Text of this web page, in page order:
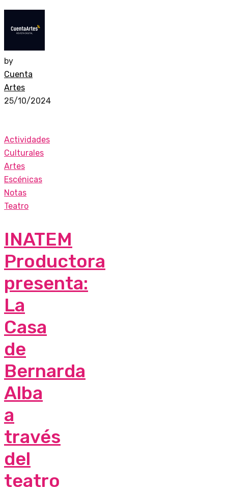
by
Cuenta
Artes
25/10/2024
Actividades
Culturales
Artes
Escénicas
Notas
Teatro
INATEM
Productora
presenta:
La
Casa
de
Bernarda
Alba
a
través
del
teatro